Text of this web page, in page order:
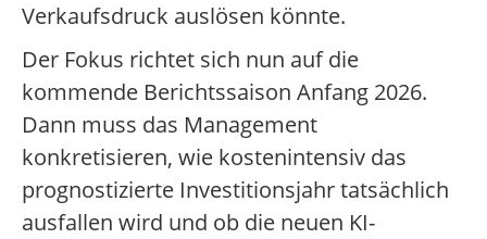
Verkaufsdruck auslösen könnte.
Der Fokus richtet sich nun auf die
kommende Berichtssaison Anfang 2026.
Dann muss das Management
konkretisieren, wie kostenintensiv das
prognostizierte Investitionsjahr tatsächlich
ausfallen wird und ob die neuen KI-